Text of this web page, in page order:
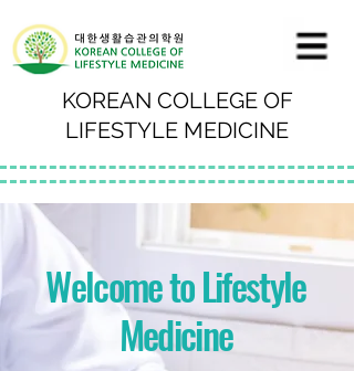
KOREAN COLLEGE OF
LIFESTYLE MEDICINE
Welcome to Lifestyle
Medicine